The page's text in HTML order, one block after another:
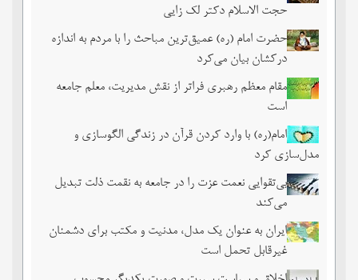
حجت الاسلام دکتر لک زایی
حضرت امام (ره) عمیق‌ترین مباحث را با مردم به اندازه
درکشان بیان می‌کرد
مقام معظم رهبری فراتر از نقش مدیریت، معلم جامعه
است
امام(ره) با وارد کردن قرآن در زندگی الگوسازی و
مدل‌سازی کرد
بی‌تقوایی نعمت عزت را در جامعه به نقمت ذلت تبدیل
می‌کند
ایران به عنوان یک مدل، مدنیت و مکتب برای دشمنان
غیرقابل تحمل است